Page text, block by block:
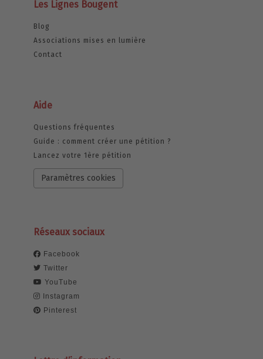
Les Lignes Bougent
Blog
Associations mises en lumière
Contact
Aide
Questions fréquentes
Guide : comment créer une pétition ?
Lancez votre 1ère pétition
Paramètres cookies
Réseaux sociaux
Facebook
Twitter
YouTube
Instagram
Pinterest